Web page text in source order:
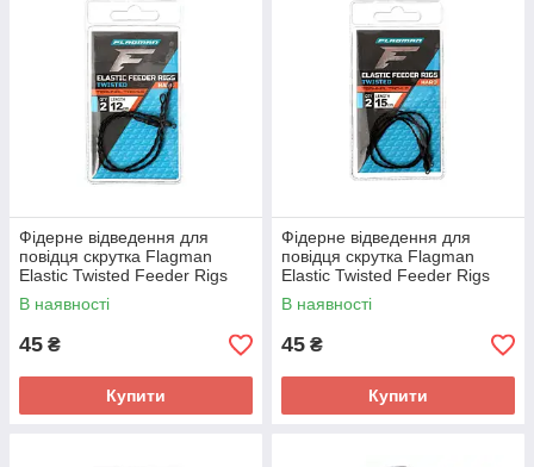
Фiдерне вiдведення для
повiдця скрутка Flagman
Elastic Twisted Feeder Rigs
Hard 12см
В наявності
45 ₴
Купити
Фiдерне вiдведення для
повiдця скрутка Flagman
Elastic Twisted Feeder Rigs
Hard 15см
В наявності
45 ₴
Купити